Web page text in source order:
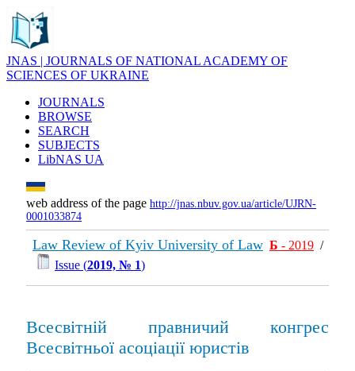
JNAS | JOURNALS OF NATIONAL ACADEMY OF
SCIENCES OF UKRAINE
JOURNALS
BROWSE
SEARCH
SUBJECTS
LibNAS UA
web address of the page http://jnas.nbuv.gov.ua/article/UJRN-
0001033874
Law Review of Kyiv University of Law Б - 2019 /
Issue (2019, № 1)
Всесвітній правничий конгрес
Всесвітньої асоціації юристів